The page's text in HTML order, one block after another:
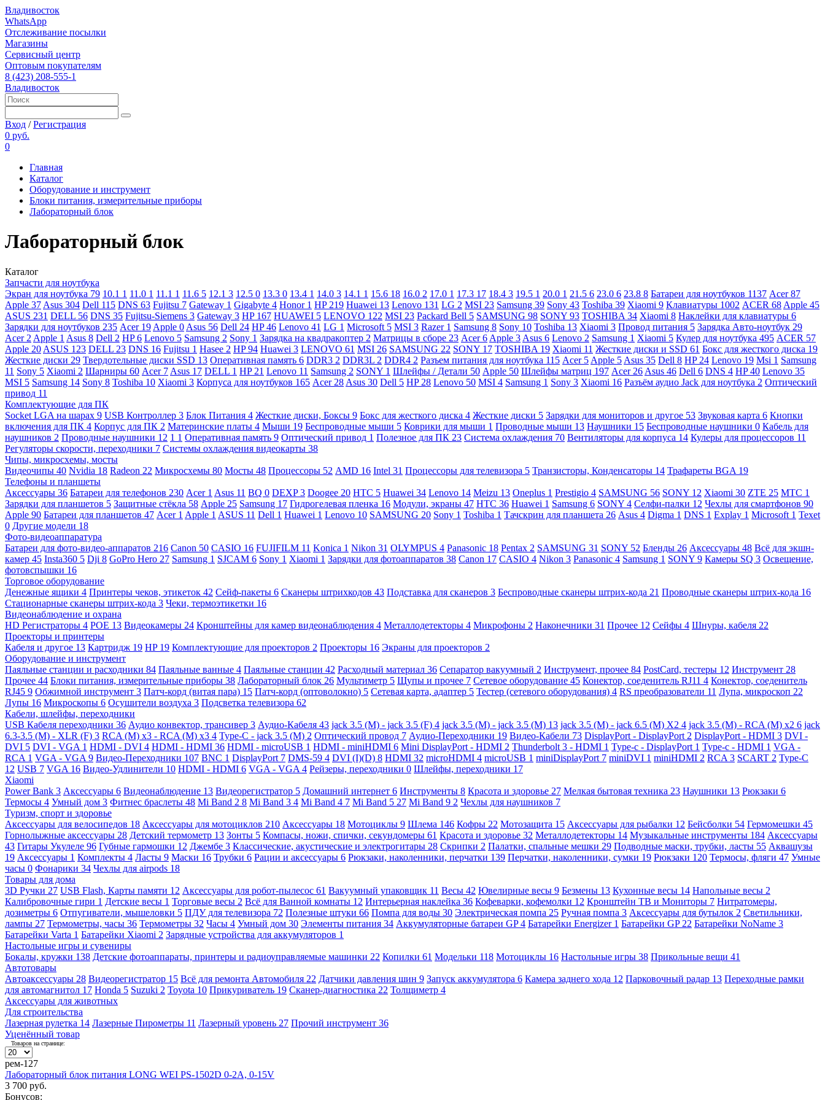
Владивосток
WhatsApp
Отслеживание посылки
Магазины
Сервисный центр
Оптовым покупателям
8 (423) 208-555-1
Владивосток
Вход /Регистрация
0 руб.
0
Главная
Каталог
Оборудование и инструмент
Блоки питания, измерительные приборы
Лабораторный блок
Лабораторный блок
Каталог
Запчасти для ноутбука
Экран для ноутбука 79 10.1 1 11.0 1 11.1 1 11.6 5 12.1 3 12.5 0 13.3 0 13.4 1 14.0 3 14.1 1 15.6 18 16.0 2 17.0 1 17.3 17 18.4 3 19.5 1 20.0 1 21.5 6 23.0 6 23.8 8 Батареи для ноутбуков 1137 Acer87
Apple 37 Asus 304 Dell 115 DNS 63 Fujitsu 7 Gateway 1 Gigabyte 4 Honor 1 HP 219 Huawei 13 Lenovo 131 LG 2 MSI 23 Samsung 39 Sony 43 Toshiba 39 Xiaomi 9 Клавиатуры 1002 ACER 68 Apple 45
ASUS 231 DELL 56 DNS 35 Fujitsu-Siemens 3 Gateway 3 HP 167 HUAWEI 5 LENOVO 122 MSI 23 Packard Bell 5 SAMSUNG 98 SONY 93 TOSHIBA 34 Xiaomi 8 Наклейки для клавиатуры 6
Зарядки для ноутбуков 235 Acer 19 Apple 0 Asus 56 Dell 24 HP46 Lenovo 41 LG 1 Microsoft 5 MSI 3 Razer 1 Samsung 8 Sony 10 Toshiba 13 Xiaomi 3 Провод питания 5 Зарядка Авто-ноутбук 29
Acer 2 Apple 1 Asus 8 Dell 2 HP6 Lenovo 5 Samsung 2 Sony 1 Зарядка на квадракоптер 2 Матрицы в сборе 23 Acer6 Apple 3 Asus 6 Lenovo 2 Samsung 1 Xiaomi 5 Кулер для ноутбука 495 ACER 57
Apple 20 ASUS 123 DELL 23 DNS 16 Fujitsu 1 Hasee 2 HP94 Huawei 3 LENOVO 61 MSI 26 SAMSUNG 22 SONY 17 TOSHIBA 19 Xiaomi 11 Жесткие диски и SSD 61 Бокс для жесткого диска 19
Жесткие диски 29 Твердотельные диски SSD 13 Оперативная память 6 DDR3 2 DDR3L 2 DDR4 2 Разъем питания для ноутбука 115 Acer 5 Apple 5 Asus 35 Dell 8 HP 24 Lenovo 19 Msi 1 Samsung
11 Sony 5 Xiaomi 2 Шарниры 60 Acer 7 Asus 17 DELL 1 HP 21 Lenovo 11 Samsung 2 SONY 1 Шлейфы / Детали 50 Apple 50 Шлейфы матриц 197 Acer 26 Asus 46 Dell 6 DNS 4 HP40 Lenovo 35
MSI 5 Samsung 14 Sony 8 Toshiba 10 Xiaomi 3 Корпуса для ноутбуков 165 Acer 28 Asus 30 Dell 5 HP 28 Lenovo 50 MSI 4 Samsung 1 Sony 3 Xiaomi 16 Разъём аудио Jack для ноутбука 2 Оптический
привод 11
Комплектующие для ПК
Socket LGA на шарах 9 USB Контроллер 3 Блок Питания 4 Жесткие диски, Боксы 9 Бокс для жесткого диска 4 Жесткие диски 5 Зарядки для мониторов и другое 53 Звуковая карта 6 Кнопки
включения для ПК 4 Корпус для ПК 2 Материнские платы 4 Мыши 19 Беспроводные мыши 5 Коврики для мыши 1 Проводные мыши 13 Наушники 15 Беспроводные наушники 0 Кабель для
наушников 2 Проводные наушники 12 1 1 Оперативная память 9 Оптический привод 1 Полезное для ПК 23 Система охлаждения 70 Вентиляторы для корпуса 14 Кулеры для процессоров 11
Регуляторы скорости, переходники 7 Системы охлаждения видеокарты 38
Чипы, микросхемы, мосты
Видеочипы 40 Nvidia 18 Radeon 22 Микросхемы 80 Мосты 48 Процессоры 52 AMD 16 Intel 31 Процессоры для телевизора 5 Транзисторы, Конденсаторы 14 Трафареты BGA 19
Телефоны и планшеты
Аксессуары 36 Батареи для телефонов 230 Acer 1 Asus 11 BQ 0 DEXP3 Doogee 20 HTC 5 Huawei 34 Lenovo 14 Meizu 13 Oneplus 1 Prestigio 4 SAMSUNG 56 SONY 12 Xiaomi 30 ZTE 25 МТС 1
Зарядки для планшетов 5 Защитные стёкла 58 Apple 25 Samsung 17 Гидрогелевая пленка 16 Модули, экраны 47 HTC 36 Huawei 1 Samsung 6 SONY 4 Селфи-палки 12 Чехлы для смартфонов 90
Apple 90 Батареи для планшетов 47 Acer 1 Apple 1 ASUS 11 Dell 1 Huawei 1 Lenovo 10 SAMSUNG 20 Sony 1 Toshiba 1 Тачскрин для планшета 26 Asus 4 Digma 1 DNS 1 Explay 1 Microsoft 1 Texet
0 Другие модели 18
Фото-видеоаппаратура
Батареи для фото-видео-аппаратов 216 Canon 50 CASIO 16 FUJIFILM 11 Konica 1 Nikon 31 OLYMPUS 4 Panasonic 18 Pentax 2 SAMSUNG 31 SONY 52 Бленды 26 Аксессуары 48 Всё для экшн-
камер 45 Insta360 5 Dji 8 GoPro Hero 27 Samsung 1 SJCAM 6 Sony 1 Xiaomi 1 Зарядки для фотоаппаратов 38 Canon 17 CASIO 4 Nikon 3 Panasonic 4 Samsung 1 SONY 9 Камеры SQ 3 Освещение,
фотовспышки 16
Торговое оборудование
Денежные ящики 4 Принтеры чеков, этикеток 42 Сейф-пакеты 6 Сканеры штрихкодов 43 Подставка для сканеров 3 Беспроводные сканеры штрих-кода 21 Проводные сканеры штрих-кода 16
Стационарные сканеры штрих-кода 3 Чеки, термоэтикетки 16
Видеонаблюдение и охрана
HD Регистраторы 4 POE 13 Видеокамеры 24 Кронштейны для камер видеонаблюдения 4 Металлодетекторы 4 Микрофоны 2 Наконечники 31 Прочее 12 Сейфы 4 Шнуры, кабеля 22
Проекторы и принтеры
Кабеля и другое 13 Картридж 19 HP 19 Комплектующие для проекторов 2 Проекторы 16 Экраны для проекторов 2
Оборудование и инструмент
Паяльные станции и расходники 84 Паяльные ванные 4 Паяльные станции 42 Расходный материал 36 Сепаратор вакуумный 2 Инструмент, прочее 84 PostCard, тестеры 12 Инструмент 28
Прочее 44 Блоки питания, измерительные приборы 38 Лабораторный блок 26 Мультиметр 5 Щупы и прочее 7 Сетевое оборудование 45 Конектор, соеденитель RJ11 4 Конектор, соеденитель
RJ45 9 Обжимной инструмент 3 Патч-корд (витая пара) 15 Патч-корд (оптоволокно) 5 Сетевая карта, адаптер 5 Тестер (сетевого оборудования) 4 RS преобразователи 11 Лупа, микроскоп 22
Лупы 16 Микроскопы 6 Осушители воздуха 3 Подсветка телевизора 62
Кабели, шлейфы, переходники
USB Кабеля переходники 36 Аудио конвектор, трансивер 3 Аудио-Кабеля 43 jack 3.5 (M) - jack 3.5 (F) 4 jack 3.5 (M) - jack 3.5 (M) 13 jack 3.5 (M) - jack 6.5 (M) X2 4 jack 3.5 (M) - RCA (M) x2 6 jack
6.3-3.5 (M) - XLR (F) 3 RCA (M) x3 - RCA (M) x3 4 Type-C - jack 3.5 (M) 2 Оптический провод 7 Аудио-Переходники 19 Видео-Кабели 73 DisplayPort - DisplayPort 2 DisplayPort - HDMI 3 DVI -
DVI 5 DVI - VGA 1 HDMI - DVI 4 HDMI - HDMI 36 HDMI - microUSB 1 HDMI - miniHDMI 6 Mini DisplayPort - HDMI 2 Thunderbolt 3 - HDMI 1 Type-c - DisplayPort 1 Type-c - HDMI 1 VGA -
RCA 1 VGA - VGA 9 Видео-Переходники 107 BNC 1 DisplayPort 7 DMS-59 4 DVI (I)(D) 8 HDMI 32 microHDMI 4 microUSB 1 miniDisplayPort 7 miniDVI 1 miniHDMI 2 RCA 3 SCART 2 Type-C
12 USB 7 VGA 16 Видео-Удлинители 10 HDMI - HDMI 6 VGA - VGA 4 Рейзеры, переходники 0 Шлейфы, переходники 17
Xiaomi
Power Bank 3 Аксессуары 6 Видеонаблюдение 13 Видеорегистратор 5 Домашний интернет 6 Инструменты 8 Красота и здоровье 27 Мелкая бытовая техника 23 Наушники 13 Рюкзаки 6
Термосы 4 Умный дом 3 Фитнес браслеты 48 Mi Band 2 8 Mi Band 3 4 Mi Band 4 7 Mi Band 5 27 Mi Band 9 2 Чехлы для наушников 7
Туризм, спорт и здоровье
Аксессуары для велосипедов 18 Аксессуары для мотоциклов 210 Аксессуары 18 Мотоциклы 9 Шлема 146 Кофры 22 Мотозащита 15 Аксессуары для рыбалки 12 Бейсболки 54 Гермомешки 45
Горнолыжные аксессуары 28 Детский термометр 13 Зонты 5 Компасы, ножи, спички, секундомеры 61 Красота и здоровье 32 Металлодетекторы 14 Музыкальные инструменты 184 Аксессуары
43 Гитары Укулеле 96 Губные гармошки 12 Джембе 3 Классические, акустические и электрогитары 28 Скрипки 2 Палатки, спальные мешки 29 Подводные маски, трубки, ласты 55 Аквашузы
19 Аксессуары 1 Комплекты 4 Ласты 9 Маски 16 Трубки 6 Рации и аксессуары 6 Рюкзаки, наколенники, перчатки 139 Перчатки, наколенники, сумки 19 Рюкзаки 120 Термосы, фляги 47 Умные
часы 0 Фонарики 34 Чехлы для airpods 18
Товары для дома
3D Ручки 27 USB Flash, Карты памяти 12 Аксессуары для робот-пылесос 61 Вакуумный упаковщик 11 Весы 42 Ювелирные весы 9 Безмены 13 Кухонные весы 14 Напольные весы 2
Калибровочные гири 1 Детские весы 1 Торговые весы 2 Всё для Ванной комнаты 12 Интерьерная наклейка 36 Кофеварки, кофемолки 12 Кронштейн ТВ и Мониторы 7 Нитратомеры,
дозиметры 6 Отпугиватели, мышеловки 5 ПДУ для телевизора 72 Полезные штуки 66 Помпа для воды 30 Электрическая помпа 25 Ручная помпа 3 Аксессуары для бутылок 2 Светильники,
лампы 27 Термометры, часы 36 Термометры 32 Часы 4 Умный дом 30 Элементы питания 34 Аккумуляторные батареи GP4 Батарейки Energizer 1 Батарейки GP 22 Батарейки NoName 3
Батарейки Varta 1 Батарейки Xiaomi 2 Зарядные устройства для аккумуляторов 1
Настольные игры и сувениры
Бокалы, кружки 138 Детские фотоаппараты, принтеры и радиоуправляемые машинки 22 Копилки 61 Модельки 118 Мотоциклы 16 Настольные игры 38 Прикольные вещи 41
Автотовары
Автоаксессуары 28 Видеорегистратор 15 Всё для ремонта Автомобиля 22 Датчики давления шин 9 Запуск аккумулятора 6 Камера заднего хода 12 Парковочный радар 13 Переходные рамки
для автомагнитол 17 Honda 5 Suzuki 2 Toyota 10 Прикуриватель 19 Сканер-диагностика 22 Толщиметр 4
Аксессуары для животных
Для строительства
Лазерная рулетка 14 Лазерные Пирометры 11 Лазерный уровень 27 Прочий инструмент 36
Уценённый товар
Товаров на странице:
рем-127
Лабораторный блок питания LONG WEI PS-1502D 0-2А, 0-15V
3 700 руб.
Бонусов: